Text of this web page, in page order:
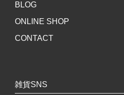
BLOG
ONLINE SHOP
CONTACT
雑貨SNS